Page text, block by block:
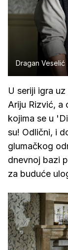
Dragan Veselić
U seriji igra
Ariju Rizvić, a
kojima se u
su! Odlični, i
glumačkog
dnevnoj bazi
za buduće